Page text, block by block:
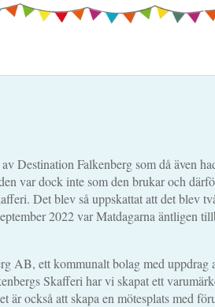
Destination Falkenberg som då även
var dock inte som den brukar och
Det blev så uppskattat att det
2022 var Matdagarna äntligen
AB, ett kommunalt bolag med
Skafferi har vi skapat ett
också att skapa en mötesplats med